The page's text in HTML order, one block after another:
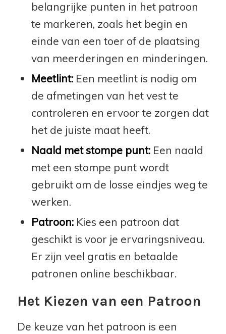
belangrijke punten in het patroon
te markeren, zoals het begin en
einde van een toer of de plaatsing
van meerderingen en minderingen.
Meetlint:Een meetlint is nodig om
de afmetingen van het vest te
controleren en ervoor te zorgen dat
het de juiste maat heeft.
Naald met stompe punt:Een naald
met een stompe punt wordt
gebruikt om de losse eindjes weg te
werken.
Patroon:Kies een patroon dat
geschikt is voor je ervaringsniveau.
Er zijn veel gratis en betaalde
patronen online beschikbaar.
Het Kiezen van een Patroon
De keuze van het patroon is een